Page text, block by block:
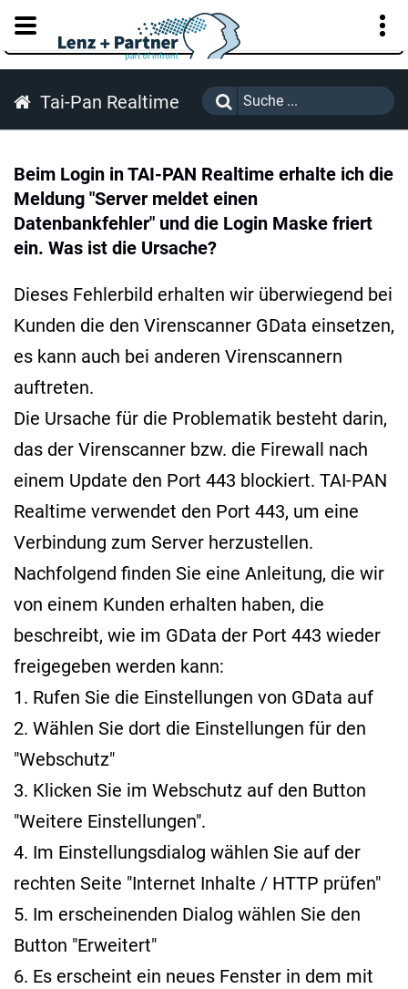
KUNDENPORTAL
Tai-Pan Realtime
Beim Login in TAI-PAN Realtime erhalte ich die
Meldung "Server meldet einen
Datenbankfehler" und die Login Maske friert
ein. Was ist die Ursache?
Dieses Fehlerbild erhalten wir überwiegend bei
Kunden die den Virenscanner GData einsetzen,
es kann auch bei anderen Virenscannern
auftreten.
Die Ursache für die Problematik besteht darin,
das der Virenscanner bzw. die Firewall nach
einem Update den Port 443 blockiert. TAI-PAN
Realtime verwendet den Port 443, um eine
Verbindung zum Server herzustellen.
Nachfolgend finden Sie eine Anleitung, die wir
von einem Kunden erhalten haben, die
beschreibt, wie im GData der Port 443 wieder
freigegeben werden kann:
1. Rufen Sie die Einstellungen von GData auf
2. Wählen Sie dort die Einstellungen für den
"Webschutz"
3. Klicken Sie im Webschutz auf den Button
"Weitere Einstellungen".
4. Im Einstellungsdialog wählen Sie auf der
rechten Seite "Internet Inhalte / HTTP prüfen"
5. Im erscheinenden Dialog wählen Sie den
Button "Erweitert"
6. Es erscheint ein neues Fenster in dem mit